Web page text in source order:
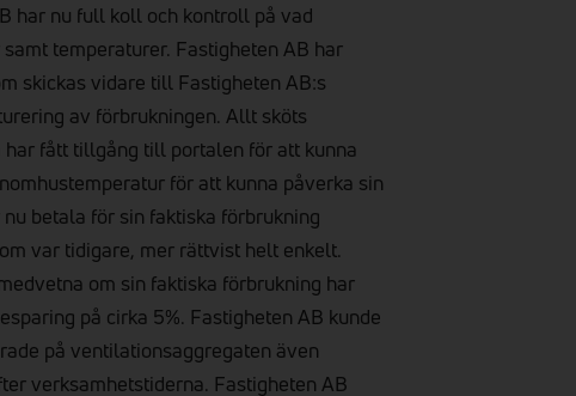
har nu full koll och kontroll på vad
temperaturer. Fastigheten AB har
skickas vidare till Fastigheten AB:s
av förbrukningen. Allt sköts
fått tillgång till portalen för att kunna
för att kunna påverka sin
betala för sin faktiska förbrukning
var tidigare, mer rättvist helt enkelt.
om sin faktiska förbrukning har
på cirka 5%. Fastigheten AB kunde
på ventilationsaggregaten även
verksamhetstiderna. Fastigheten AB